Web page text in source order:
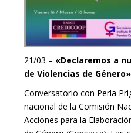
21/03 – «Declaremos a
de Violencias de
Conversatorio con Perla
nacional de la Comisión
Acciones para la